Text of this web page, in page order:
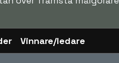
Vinnare/ledare